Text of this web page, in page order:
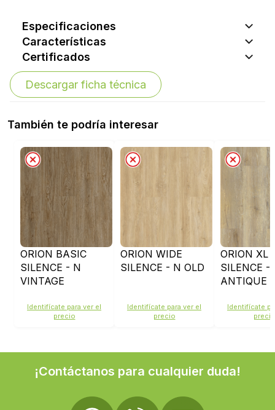
Especificaciones
Características
Certificados
Descargar ficha técnica
También te podría interesar
ORION BASIC
SILENCE - N
VINTAGE
Identifícate para ver el
precio
ORION WIDE
SILENCE - N OLD
Identifícate para ver el
precio
ORION XL
SILENCE -
ANTIQUE
Identifícate
precio
¡Contáctanos para cualquier duda!